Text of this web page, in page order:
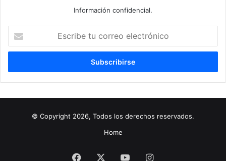
Información confidencial.
correo
© Copyright 2026, Todos los derechos reservados.
Home
Facebook YouTubeInstagram